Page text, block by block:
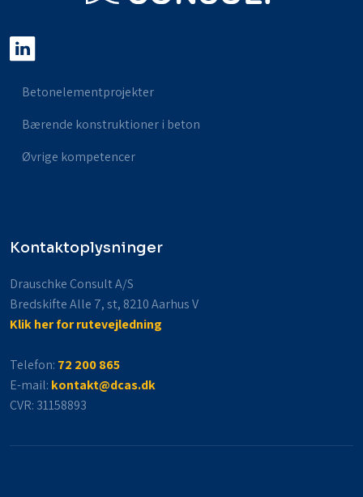
Betonelementprojekter
Bærende konstruktioner i beton
Øvrige kompetencer
Kontaktoplysninger
Drauschke Consult A/S
Bredskifte Alle 7, st, 8210 Aarhus V
Klik her for rutevejledning
Telefon: 72 200 865
E-mail: kontakt@dcas.dk
CVR​: 31158893